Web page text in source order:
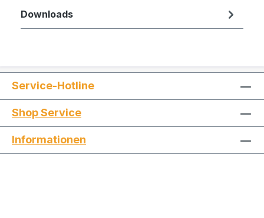
Downloads
Service-Hotline
Shop Service
Informationen